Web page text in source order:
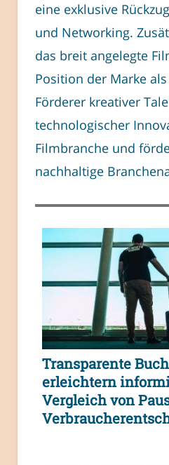
eine exklusive
und Networking.
das breit angelegte
Position der Marke
Förderer kreativer
technologischer
Filmbranche und
nachhaltige
Transparente
erleichtern
Vergleich von